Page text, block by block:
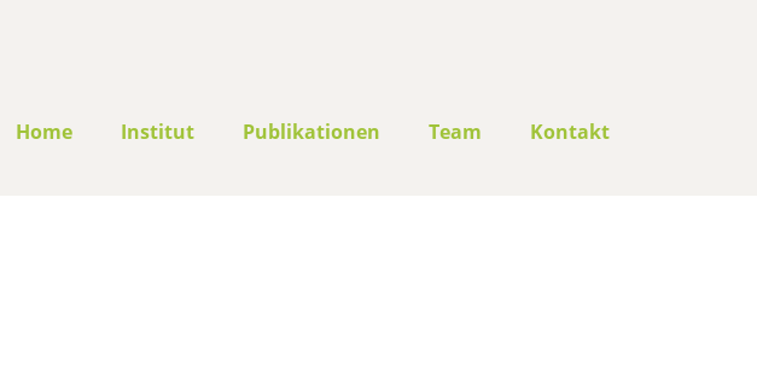
Home Institut Publikationen Team Kontakt